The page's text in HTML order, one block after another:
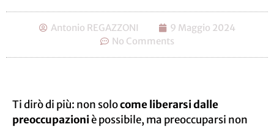
Antonio REGAZZONI
9 Maggio 2024
No Comments
Ti dirò di più: non solocome liberarsi dalle
preoccupazioniè possibile, ma preoccuparsi non